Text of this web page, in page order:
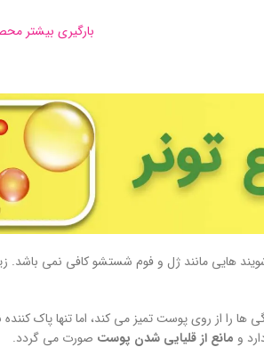
بارگیری بیشتر
هایی مانند ژل و فوم شستشو کافی نمی باشد.
را از روی پوست تمیز می کند، اما تنها پاک کننده
و مانع از قلیایی شدن پوست صورت می گردد.